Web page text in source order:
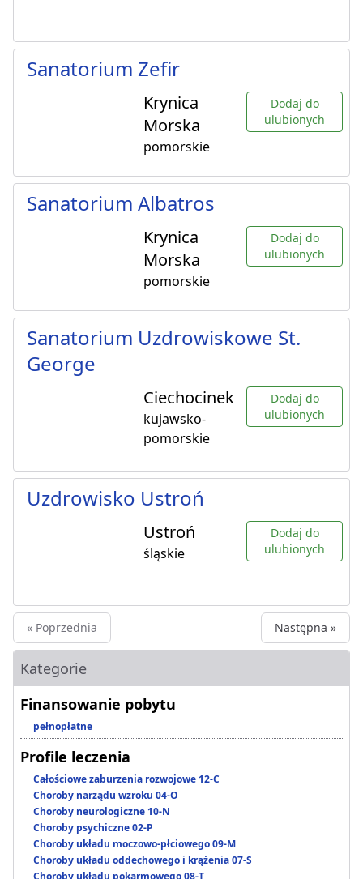
Sanatorium Zefir
Krynica
Morska
pomorskie
Dodaj do
ulubionych
Sanatorium Albatros
Krynica
Morska
pomorskie
Dodaj do
ulubionych
Sanatorium Uzdrowiskowe St.
George
Ciechocinek
kujawsko-
pomorskie
Dodaj do
ulubionych
Uzdrowisko Ustroń
Ustroń
śląskie
Dodaj do
ulubionych
« Poprzednia Następna »
Kategorie
Finansowanie pobytu
pełnopłatne
Profile leczenia
Całościowe zaburzenia rozwojowe 12-C
Choroby narządu wzroku 04-O
Choroby neurologiczne 10-N
Choroby psychiczne 02-P
Choroby układu moczowo-płciowego 09-M
Choroby układu oddechowego i krążenia 07-S